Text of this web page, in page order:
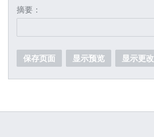
摘要：
保存页面 显示预览 显示更改